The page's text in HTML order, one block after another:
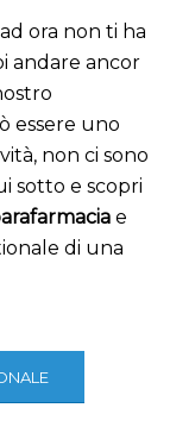
ora non ti ha
andare ancor
essere uno
non ci sono
sotto e scopri
e
di una